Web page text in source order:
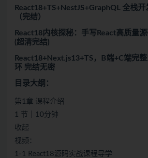
React18+TS+NestJS+GraphQL 全栈
（完结）
React18内核探秘：手写React高质量
(超清完结)
React18+Next.js13+TS，B端+C端完
环 完结无密
目录大纲：
第1章 课程介绍
1 节｜10分钟
收起
视频：
1-1 React18源码实战课程导学